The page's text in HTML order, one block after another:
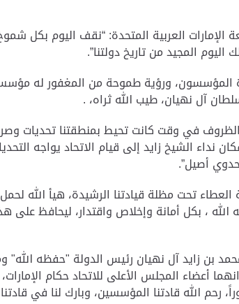
العربية المتحدة: “نقف اليوم بكل
المؤسسون، ورؤية طموحة من المغفور له مؤسس
آل نهيان، طيب الله ثراه، .
في وقت كانت تحيط بمنطقتنا تحديات
نداء الشيخ زايد إلى قيام الاتحاد يواجه
أصيل”.
لتستمر رحلة العطاء تحت مظلة قيادتنا الرشيدة، هيأ
، بكل أمانة وإخلاص واقتدار، ليحافظ على
بن زايد آل نهيان رئيس الدولة "حفظه
أعضاء المجلس الأعلى للاتحاد حكام الإمارات،
رحم الله قادتنا المؤسسين، وبارك لنا في